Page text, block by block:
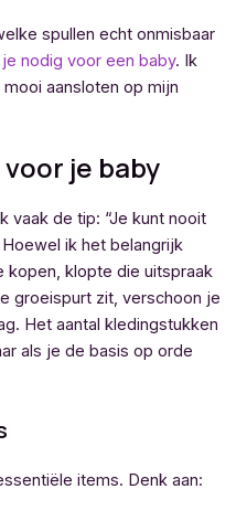
spullen echt onmisbaar
nodig voor een baby. Ik
aansloten op mijn
je baby
vaak de tip: “Je kunt nooit
ik het belangrijk
kopen, klopte die uitspraak
groeispurt zit, verschoon je
Het aantal kledingstukken
als je de basis op orde
items. Denk aan: